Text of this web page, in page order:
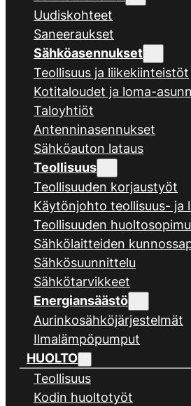
Uudiskohteet
Saneeraukset
Sähköasennukset
Teollisuus ja liikekiinteistöt
Kotitaloudet ja loma-
Taloyhtiöt
Antenninasennukset
Sähköauton lataus
Teollisuus
Teollisuuden korjaustyöt
Käytönjohto teollisuus- ja
Teollisuuden
Sähkölaitteiden
Sähkösuunnittelu
Sähkötarvikkeet
Energiansäästö
Aurinkosähköjärjestelmät
Ilmalämpöpumput
HUOLTO
Teollisuus
Kodin huoltotyöt